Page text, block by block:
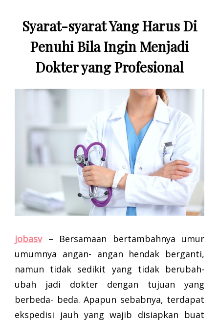
Syarat-syarat Yang Harus Di
Penuhi Bila Ingin Menjadi
Dokter yang Profesional
jobasv– Bersamaan bertambahnya umur
umumnya angan- angan hendak berganti,
namun tidak sedikit yang tidak berubah-
ubah jadi dokter dengan tujuan yang
berbeda- beda. Apapun sebabnya, terdapat
ekspedisi jauh yang wajib disiapkan buat